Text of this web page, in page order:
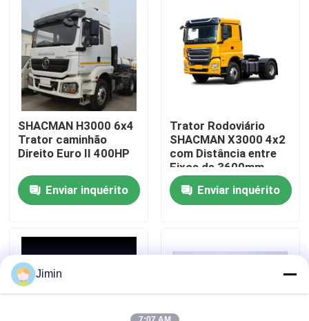
Sobre nós
Visita à fábrica
Controle de qualidade
Contacte-nos
Notícias
Caminhão basculante pesado
SHACMAN H3000 6x4
Trator caminhão
Direito Euro II 400HP
Enviar inquérito
Trator Rodoviário
SHACMAN X3000 4x2
com Distância entre
Eixos de 3600mm,
Eixo de 16 Toneladas
e Tanque de
Combustível de 400L
Enviar inquérito
Jimin